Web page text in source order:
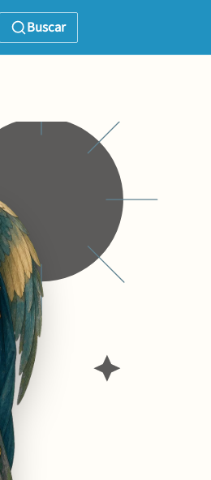
Buscar